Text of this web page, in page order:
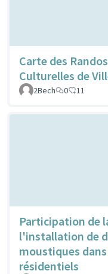
Carte des
Culturelles de
2Bech
0 11
Participation de
l'installation de
moustiques
résidentiels